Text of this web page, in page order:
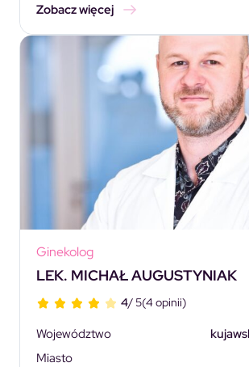
Zobacz więcej
Ginekolog
LEK. MICHAŁ AUGUSTYNIAK
4/ 5(4 opinii)
Województwo
Miasto